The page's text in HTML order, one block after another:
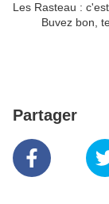
Les Rasteau :
Buvez bon,
Partager